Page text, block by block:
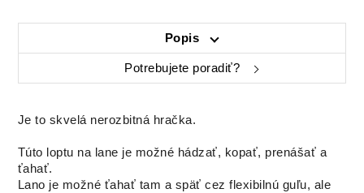
Popis
Potrebujete poradiť?
Je to skvelá nerozbitná hračka.
Túto loptu na lane je možné hádzať, kopať, prenášať a
ťahať.
Lano je možné ťahať tam a späť cez flexibilnú guľu, ale